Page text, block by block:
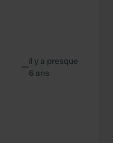
—il y a presque
6 ans